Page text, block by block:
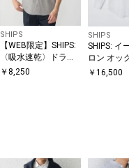
SHIPS
【WEB限定】SHIPS:
〈吸水速乾〉ドライ
ピケ ワンポイント ロ
￥ 8,250
SHIPS
SHIPS: イ
ロン オッ
ド ワイド
￥16,500